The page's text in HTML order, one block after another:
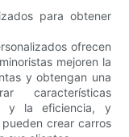
para obtener
ofrecen
mejoren la
y obtengan una
características
y la eficiencia, y
crear carros